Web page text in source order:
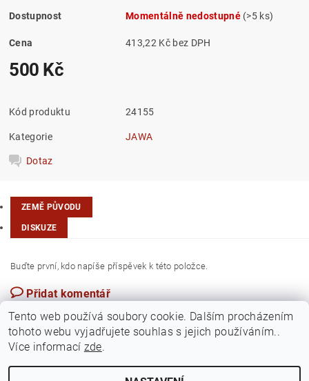
Dostupnost Momentálně nedostupné (>5 ks)
Cena 413,22 Kč bez DPH
500 Kč
Kód produktu 24155
Kategorie JAWA
Dotaz
ZEMĚ PŮVODU
DISKUZE
Buďte první, kdo napíše příspěvek k této položce.
Přidat komentář
Tento web používá soubory cookie. Dalším procházením
tohoto webu vyjadřujete souhlas s jejich používáním..
Více informací zde.